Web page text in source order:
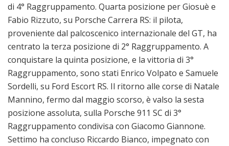
di 4° Raggruppamento. Quarta posizione per Giosuè e
Fabio Rizzuto, su Porsche Carrera RS: il pilota,
proveniente dal palcoscenico internazionale del GT, ha
centrato la terza posizione di 2° Raggruppamento. A
conquistare la quinta posizione, e la vittoria di 3°
Raggruppamento, sono stati Enrico Volpato e Samuele
Sordelli, su Ford Escort RS. Il ritorno alle corse di Natale
Mannino, fermo dal maggio scorso, è valso la sesta
posizione assoluta, sulla Porsche 911 SC di 3°
Raggruppamento condivisa con Giacomo Giannone.
Settimo ha concluso Riccardo Bianco, impegnato con